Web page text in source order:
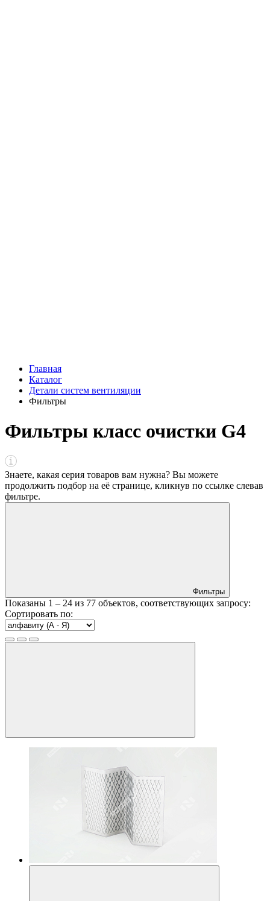
Главная
Каталог
Детали систем вентиляции
Фильтры
Фильтры класс очистки G4
Знаете, какая серия товаров вам нужна? Вы можете
продолжить подбор на её странице, кликнув по ссылке слевав
фильтре.
Фильтры
Показаны 1 – 24 из 77 объектов, соответствующих запросу:
Сортировать по: